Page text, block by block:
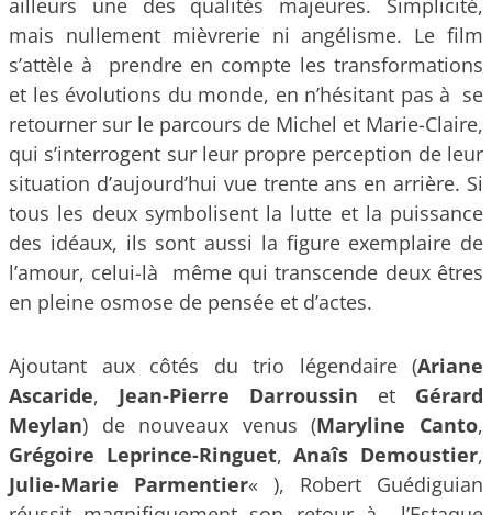
ailleurs une des qualités majeures. Simplicité,
mais nullement mièvrerie ni angélisme. Le film
s’attèle à prendre en compte les transformations
et les évolutions du monde, en n’hésitant pas à se
retourner sur le parcours de Michel et Marie-Claire,
qui s’interrogent sur leur propre perception de leur
situation d’aujourd’hui vue trente ans en arrière. Si
tous les deux symbolisent la lutte et la puissance
des idéaux, ils sont aussi la figure exemplaire de
l’amour, celui-là même qui transcende deux êtres
en pleine osmose de pensée et d’actes.
Ajoutant aux côtés du trio légendaire (Ariane
Ascaride, Jean-Pierre Darroussin et Gérard
Meylan) de nouveaux venus (Maryline Canto,
Grégoire Leprince-Ringuet,Anaîs Demoustier,
Julie-Marie Parmentier« ), Robert Guédiguian